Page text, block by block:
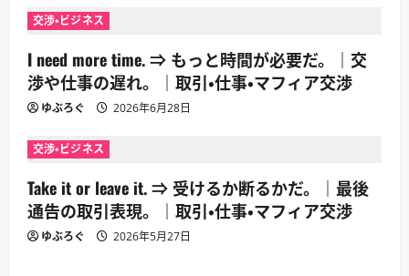
交渉・ビジネス
I need more time. ⇒ もっと時間が必要だ。｜交
渉や仕事の遅れ。｜取引・仕事・マフィア交渉
ゆぶろぐ 2026年6月28日
交渉・ビジネス
Take it or leave it. ⇒ 受けるか断るかだ。｜最後
通告の取引表現。｜取引・仕事・マフィア交渉
ゆぶろぐ 2026年5月27日